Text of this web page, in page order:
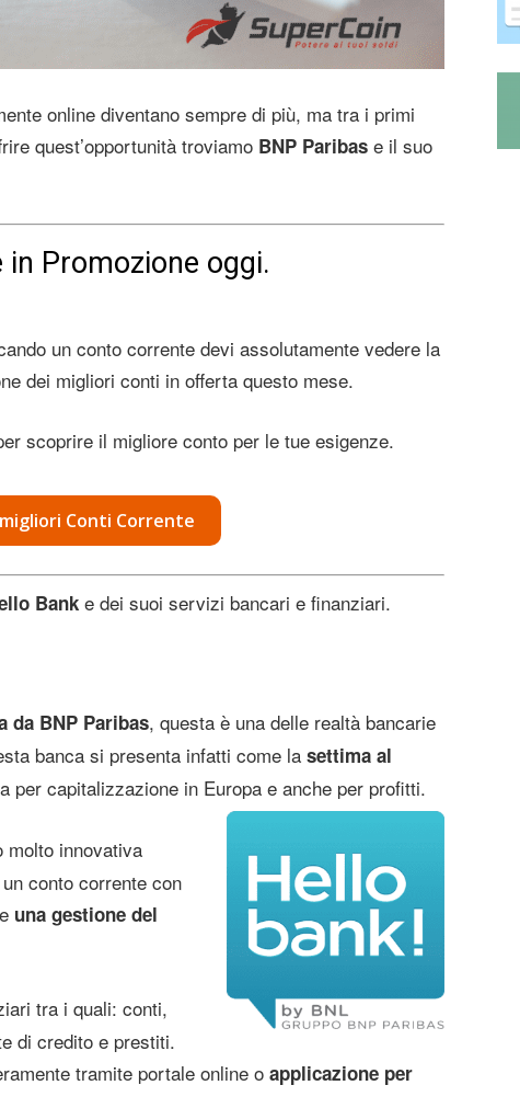
online diventano sempre di più, ma tra i primi
quest’opportunità troviamo BNP Paribas e il suo
Promozione oggi.
un conto corrente devi assolutamente vedere la
dei migliori conti in offerta questo mese.
scoprire il migliore conto per le tue esigenze.
Conti Corrente
Bank e dei suoi servizi bancari e finanziari.
da BNP Paribas, questa è una delle realtà bancarie
banca si presenta infatti come la settima al
per capitalizzazione in Europa e anche per profitti.
molto innovativa
conto corrente con
una gestione del
tra i quali: conti,
di credito e prestiti.
tramite portale online o applicazione per